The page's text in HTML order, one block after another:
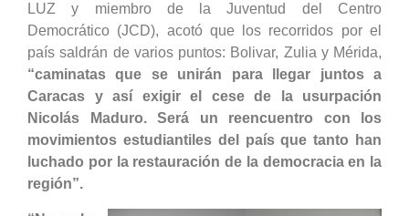
LUZ y miembro de la Juventud del Centro
Democrático (JCD), acotó que los recorridos por el
país saldrán de varios puntos: Bolivar, Zulia y Mérida,
“caminatas que se unirán para llegar juntos a
Caracas y así exigir el cese de la usurpación
Nicolás Maduro. Será un reencuentro con los
movimientos estudiantiles del país que tanto han
luchado por la restauración de la democracia en la
región”.